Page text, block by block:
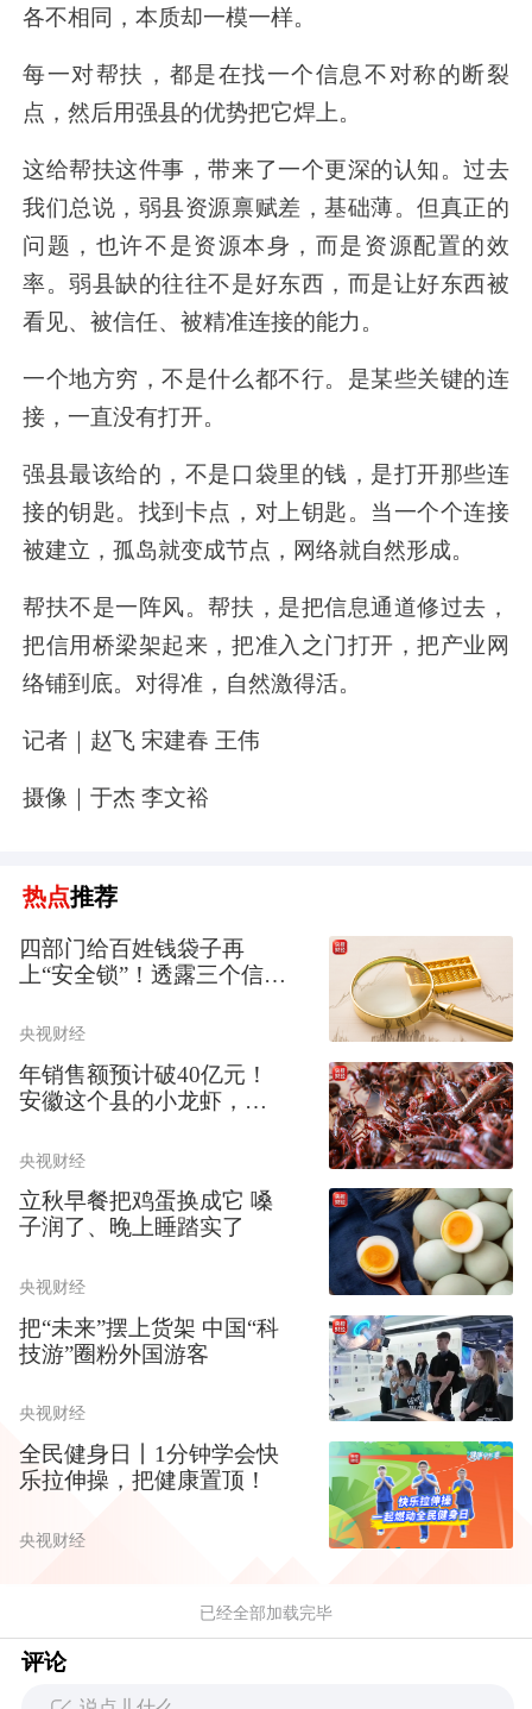
各不相同，本质却一模一样。
每一对帮扶，都是在找一个信息不对称的断裂
点，然后用强县的优势把它焊上。
这给帮扶这件事，带来了一个更深的认知。过去
我们总说，弱县资源禀赋差，基础薄。但真正的
问题，也许不是资源本身，而是资源配置的效
率。弱县缺的往往不是好东西，而是让好东西被
看见、被信任、被精准连接的能力。
一个地方穷，不是什么都不行。是某些关键的连
接，一直没有打开。
强县最该给的，不是口袋里的钱，是打开那些连
接的钥匙。找到卡点，对上钥匙。当一个个连接
被建立，孤岛就变成节点，网络就自然形成。
帮扶不是一阵风。帮扶，是把信息通道修过去，
把信用桥梁架起来，把准入之门打开，把产业网
络铺到底。对得准，自然激得活。
记者｜赵飞 宋建春 王伟
摄像｜于杰 李文裕
热点推荐
四部门给百姓钱袋子再
上“安全锁”！透露三个信号
央视财经
年销售额预计破40亿元！
安徽这个县的小龙虾，卖
央视财经
立秋早餐把鸡蛋换成它 嗓
子润了、晚上睡踏实了
央视财经
把“未来”摆上货架 中国“科
技游”圈粉外国游客
央视财经
全民健身日丨1分钟学会快
乐拉伸操，把健康置顶！
央视财经
评论
已经全部加载完毕